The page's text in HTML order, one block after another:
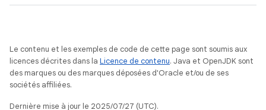
Le contenu et les exemples de code de cette page sont soumis aux
licences décrites dans la Licence de contenu. Java et OpenJDK sont
des marques ou des marques déposées d'Oracle et/ou de ses
sociétés affiliées.
Dernière mise à jour le 2025/07/27 (UTC).